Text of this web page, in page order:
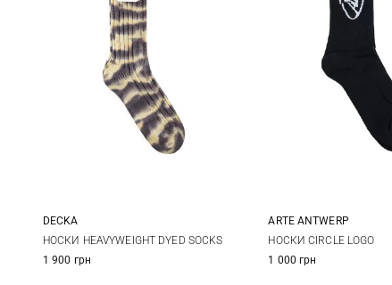
1 2
DECKA
НОСКИ HEAVYWEIGHT DYED SOCKS
1 900 грн
One size
ARTE ANTWERP
НОСКИ CIRCLE LOGO
1 000 грн